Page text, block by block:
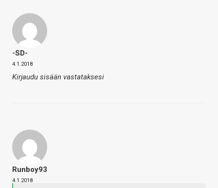
-SD-
4.1.2018
Kirjaudu sisään vastataksesi
Runboy93
4.1.2018